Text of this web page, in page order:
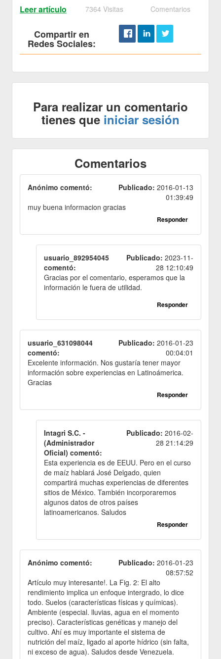
Leer artículo 7364 Visitas Comentarios
Compartir en
Redes Sociales:
Para realizar un comentario
tienes que iniciar sesión
Comentarios
Anónimo comentó: Publicado: 2016-01-13
01:39:49
muy buena informacion gracias
Responder
usuario_892954045
comentó:
Publicado: 2023-11-
28 12:10:49
Gracias por el comentario, esperamos que la
información le fuera de utilidad.
Responder
usuario_631098044
comentó:
Publicado: 2016-01-23
00:04:01
Excelente información. Nos gustaría tener mayor
información sobre experiencias en Latinoámerica.
Gracias
Responder
Intagri S.C. -
(Administrador
Oficial) comentó:
Publicado: 2016-02-
28 21:14:29
Esta experiencia es de EEUU. Pero en el curso
de maíz hablará José Delgado, quien
compartirá muchas experiencias de diferentes
sitios de México. También incorporaremos
algunos datos de otros países
latinoamericanos. Saludos
Responder
Anónimo comentó: Publicado: 2016-01-23
08:57:52
Artículo muy interesante!. La Fig. 2: El alto
rendimiento implica un enfoque intergrado, lo dice
todo. Suelos (características físicas y químicas).
Ambiente (especial. lluvias, agua en el momento
preciso). Características genéticas y manejo del
cultivo. Ahí es muy importante el sistema de
nutrición del maíz, ligado al aporte hídrico (sin falta,
ni exceso de agua). Saludos desde Venezuela.